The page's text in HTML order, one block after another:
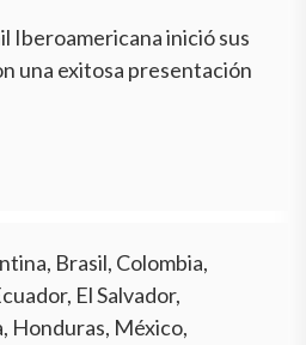
Iberoamericana inició sus
una exitosa presentación
Brasil, Colombia,
El Salvador,
Honduras, México,